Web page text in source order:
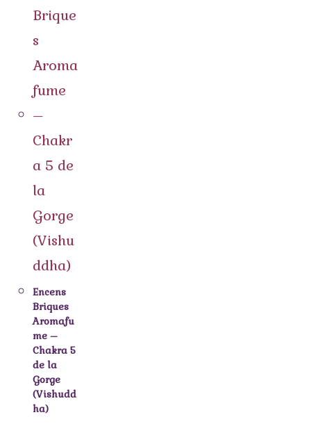
Encens
Briques
Aromafu
me –
Chakra 5
de la
Gorge
(Vishudd
ha)